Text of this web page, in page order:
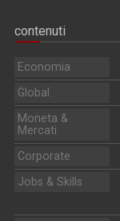
contenuti
Economia
Global
Moneta &
Mercati
Corporate
Jobs & Skills